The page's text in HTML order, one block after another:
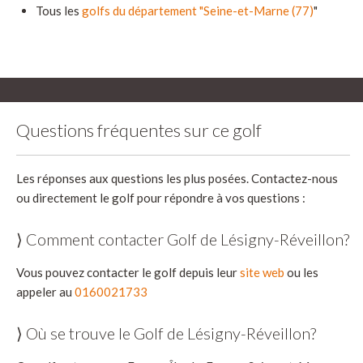
Tous les golfs du département "Seine-et-Marne (77)"
Questions fréquentes sur ce golf
Les réponses aux questions les plus posées. Contactez-nous
ou directement le golf pour répondre à vos questions :
⟩ Comment contacter Golf de Lésigny-Réveillon?
Vous pouvez contacter le golf depuis leursite web ou les
appeler au 0160021733
⟩ Où se trouve le Golf de Lésigny-Réveillon?